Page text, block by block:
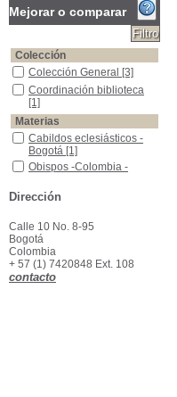
Mejorar o comparar
Colección
Colección General
Colección General [3]
Coordinación biblioteca
Coordinación biblioteca
[1]
Materias
Cabildos eclesiásticos -Bogotá
Cabildos eclesiásticos -
Bogotá [1]
Obispos -Colombia -Biografía
Obispos -Colombia -
Dirección
Calle 10 No. 8-95
Bogotá
Colombia
+ 57 (1) 7420848 Ext. 108
contacto